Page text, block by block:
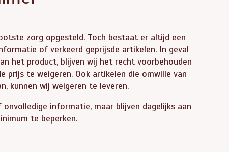
zorg opgesteld. Toch bestaat er altijd een
of verkeerd geprijsde artikelen. In geval
het product, blijven wij het recht voorbehouden
prijs te weigeren. Ook artikelen die omwille van
kunnen wij weigeren te leveren.
informatie, maar blijven dagelijks aan
te beperken.